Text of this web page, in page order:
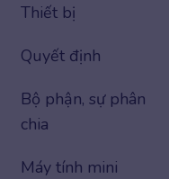
Thiết bị
Quyết định
Bộ phận, sự phân
chia
Máy tính mini